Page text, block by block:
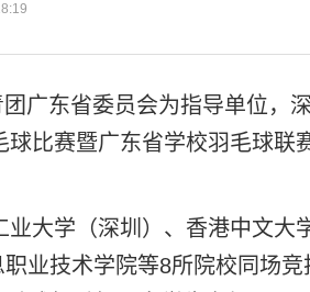
18:19
广东省委员会为指导单位，
比赛暨广东省学校羽毛球联
大学（深圳）、香港中文大
业技术学院等8所院校同场竞